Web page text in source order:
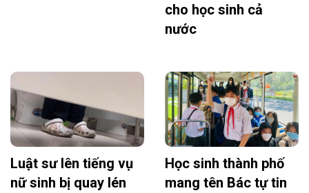
cho học sinh cả
nước
Luật sư lên tiếng vụ
nữ sinh bị quay lén
Học sinh thành phố
mang tên Bác tự tin